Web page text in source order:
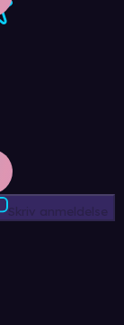
Skriv anmeldelse